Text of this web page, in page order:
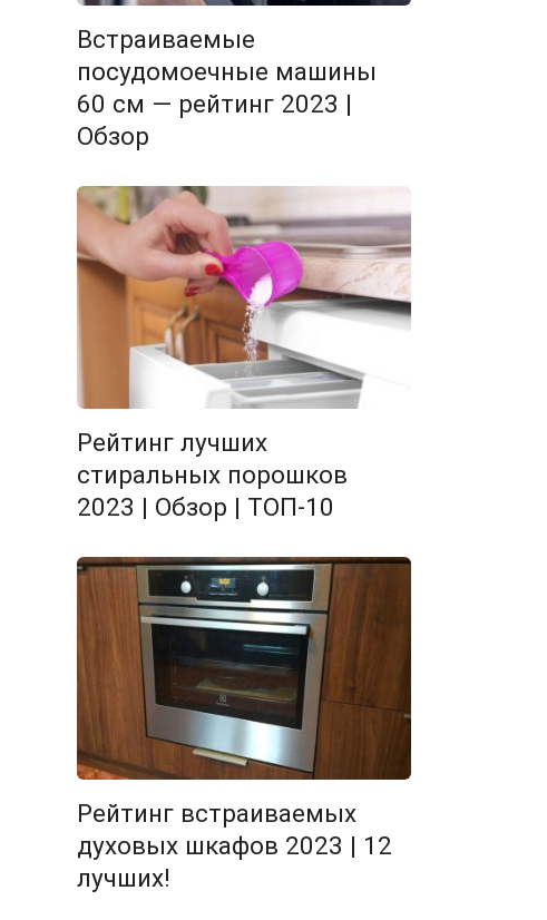
Встраиваемые
посудомоечные машины
60 см — рейтинг 2023 |
Обзор
Рейтинг лучших
стиральных порошков
2023 | Обзор | ТОП-10
Рейтинг встраиваемых
духовых шкафов 2023 | 12
лучших!